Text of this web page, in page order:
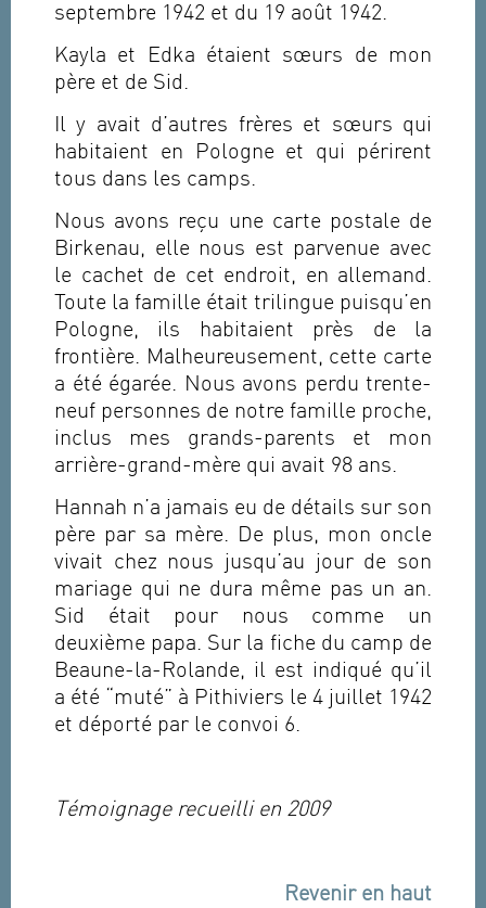
septembre 1942 et du 19 août 1942.
Kayla et Edka étaient sœurs de mon
père et de Sid.
Il y avait d’autres frères et sœurs qui
habitaient en Pologne et qui périrent
tous dans les camps.
Nous avons reçu une carte postale de
Birkenau, elle nous est parvenue avec
le cachet de cet endroit, en allemand.
Toute la famille était trilingue puisqu’en
Pologne, ils habitaient près de la
frontière. Malheureusement, cette carte
a été égarée. Nous avons perdu trente-
neuf personnes de notre famille proche,
inclus mes grands-parents et mon
arrière-grand-mère qui avait 98 ans.
Hannah n’a jamais eu de détails sur son
père par sa mère. De plus, mon oncle
vivait chez nous jusqu’au jour de son
mariage qui ne dura même pas un an.
Sid était pour nous comme un
deuxième papa. Sur la fiche du camp de
Beaune-la-Rolande, il est indiqué qu’il
a été “muté” à Pithiviers le 4 juillet 1942
et déporté par le convoi 6.
Témoignage recueilli en 2009
Revenir en haut